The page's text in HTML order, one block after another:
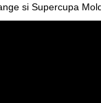
si Supercupa